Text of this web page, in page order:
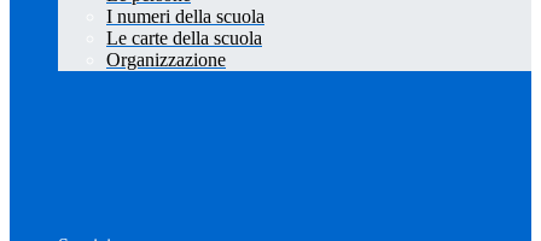
I numeri della scuola
Le carte della scuola
Organizzazione